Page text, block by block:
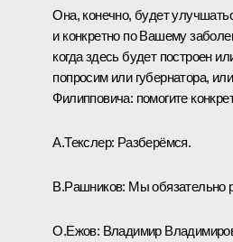
Она, конечно, будет
и конкретно по Вашему
когда здесь будет построен
попросим или губернатора,
Филипповича: помогите
А.Текслер: Разберёмся.
В.Рашников: Мы обязательно
О.Ежов: Владимир